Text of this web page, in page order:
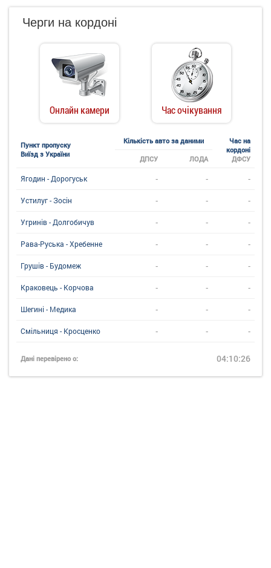
Черги на кордоні
Онлайн камери Час очікування
Пункт пропуску
Виїзд з України
Кількість авто за даними
Час на
кордоні
ДФСУ
ДПСУ ЛОДА
Ягодин - Дорогуськ - - -
Устилуг - Зосін - - -
Угринiв - Долгобичув - - -
Рава-Руська - Хребенне - - -
Грушів - Будомеж - - -
Краковець - Корчова - - -
Шегині - Медика - - -
Смільниця - Кросценко - - -
Дані перевірено о: 04:10:26